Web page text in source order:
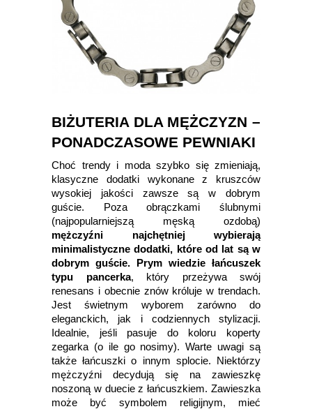
BIŻUTERIA DLA MĘŻCZYZN –
PONADCZASOWE PEWNIAKI
Choć trendy i moda szybko się zmieniają,
klasyczne dodatki wykonane z kruszców
wysokiej jakości zawsze są w dobrym
guście. Poza obrączkami ślubnymi
(najpopularniejszą męską ozdobą)
mężczyźni najchętniej wybierają
minimalistyczne dodatki, które od lat są w
dobrym guście. Prym wiedzie łańcuszek
typu pancerka, który przeżywa swój
renesans i obecnie znów króluje w trendach.
Jest świetnym wyborem zarówno do
eleganckich, jak i codziennych stylizacji.
Idealnie, jeśli pasuje do koloru koperty
zegarka (o ile go nosimy). Warte uwagi są
także łańcuszki o innym splocie. Niektórzy
mężczyźni decydują się na zawieszkę
noszoną w duecie z łańcuszkiem. Zawieszka
może być symbolem religijnym, mieć